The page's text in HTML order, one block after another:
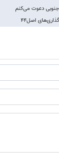
دعوت می‌کنم
اصل۴۴